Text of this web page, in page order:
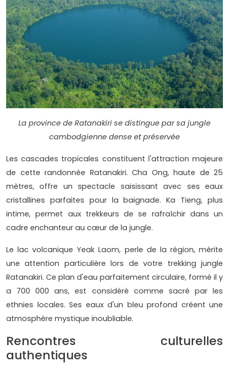
La province de Ratanakiri se distingue par sa jungle
cambodgienne dense et préservée
Les cascades tropicales constituent l'attraction majeure
de cette randonnée Ratanakiri. Cha Ong, haute de 25
mètres, offre un spectacle saisissant avec ses eaux
cristallines parfaites pour la baignade. Ka Tieng, plus
intime, permet aux trekkeurs de se rafraîchir dans un
cadre enchanteur au cœur de la jungle.
Le lac volcanique Yeak Laom, perle de la région, mérite
une attention particulière lors de votre trekking jungle
Ratanakiri. Ce plan d'eau parfaitement circulaire, formé il y
a 700 000 ans, est considéré comme sacré par les
ethnies locales. Ses eaux d'un bleu profond créent une
atmosphère mystique inoubliable.
Rencontres culturelles
authentiques